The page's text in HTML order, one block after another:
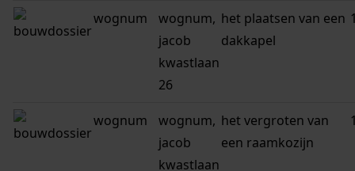
wognum
wognum,
jacob
kwastlaan
26
het plaatsen van een
dakkapel
wognum
wognum,
jacob
kwastlaan
het vergroten van
een raamkozijn